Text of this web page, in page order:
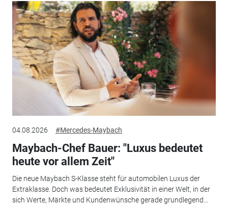
04.08.2026 #Mercedes-Maybach
Maybach-Chef Bauer: "Luxus bedeutet
heute vor allem Zeit"
Die neue Maybach S-Klasse steht für automobilen Luxus der
Extraklasse. Doch was bedeutet Exklusivität in einer Welt, in der
sich Werte, Märkte und Kundenwünsche gerade grundlegend...